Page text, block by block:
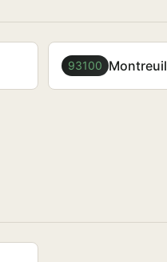
93100 Montreuil